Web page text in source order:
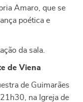
Amaro, que se
poética e
da sala.
de Viena
de Guimarães
na Igreja de